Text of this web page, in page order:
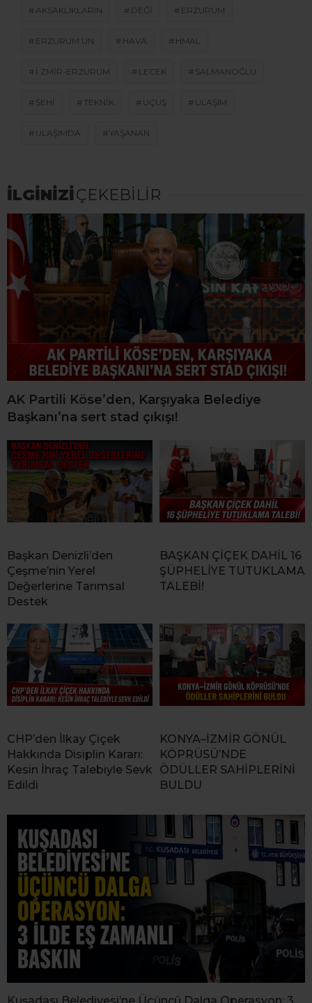
AKSAKLIKLARIN DEĞI ERZURUM
ERZURUM UN HAVA HMAL
I ZMIR-ERZURUM LECEK SALMANOĞLU
ŞEHI TEKNIK UÇUŞ ULAŞIM
ULAŞIMDA YAŞANAN
İLGİNİZİÇEKEBİLİR
AK Partili Köse’den, Karşıyaka Belediye
Başkanı’na sert stad çıkışı!
Başkan Denizli’den
Çeşme’nin Yerel
Değerlerine Tarımsal
Destek
BAŞKAN ÇİÇEK DAHİL 16
ŞÜPHELİYE TUTUKLAMA
TALEBİ!
CHP’den İlkay Çiçek
Hakkında Disiplin Kararı:
Kesin İhraç Talebiyle Sevk
Edildi
KONYA–İZMİR GÖNÜL
KÖPRÜSÜ’NDE
ÖDÜLLER SAHİPLERİNİ
BULDU